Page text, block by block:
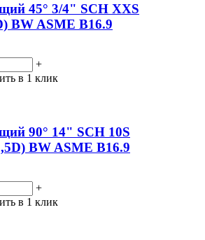
45° 3/4" SCH XXS
BW ASME B16.9
+
в 1 клик
90° 14" SCH 10S
BW ASME B16.9
+
в 1 клик